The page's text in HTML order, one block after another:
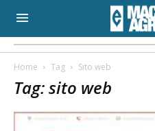
Home Tag Sito web
Tag: sito web